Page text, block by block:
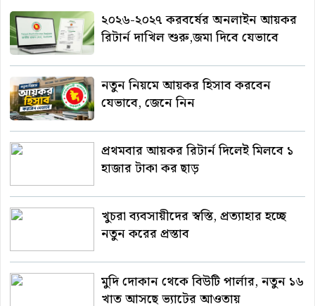
২০২৬-২০২৭ করবর্ষের অনলাইন আয়কর
রিটার্ন দাখিল শুরু,জমা দিবে যেভাবে
নতুন নিয়মে আয়কর হিসাব করবেন
যেভাবে, জেনে নিন
প্রথমবার আয়কর রিটার্ন দিলেই মিলবে ১
হাজার টাকা কর ছাড়
খুচরা ব্যবসায়ীদের স্বস্তি, প্রত্যাহার হচ্ছে
নতুন করের প্রস্তাব
মুদি দোকান থেকে বিউটি পার্লার, নতুন ১৬
খাত আসছে ভ্যাটের আওতায়